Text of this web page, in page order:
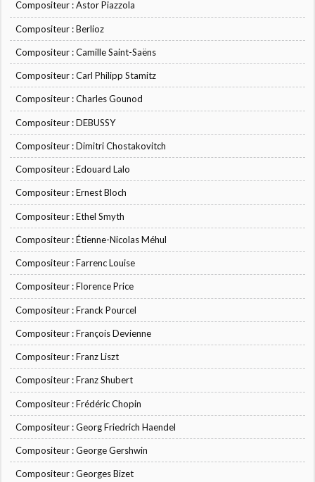
Compositeur : Astor Piazzola
Compositeur : Berlioz
Compositeur : Camille Saint-Saëns
Compositeur : Carl Philipp Stamitz
Compositeur : Charles Gounod
Compositeur : DEBUSSY
Compositeur : Dimitri Chostakovitch
Compositeur : Edouard Lalo
Compositeur : Ernest Bloch
Compositeur : Ethel Smyth
Compositeur : Étienne-Nicolas Méhul
Compositeur : Farrenc Louise
Compositeur : Florence Price
Compositeur : Franck Pourcel
Compositeur : François Devienne
Compositeur : Franz Liszt
Compositeur : Franz Shubert
Compositeur : Frédéric Chopin
Compositeur : Georg Friedrich Haendel
Compositeur : George Gershwin
Compositeur : Georges Bizet